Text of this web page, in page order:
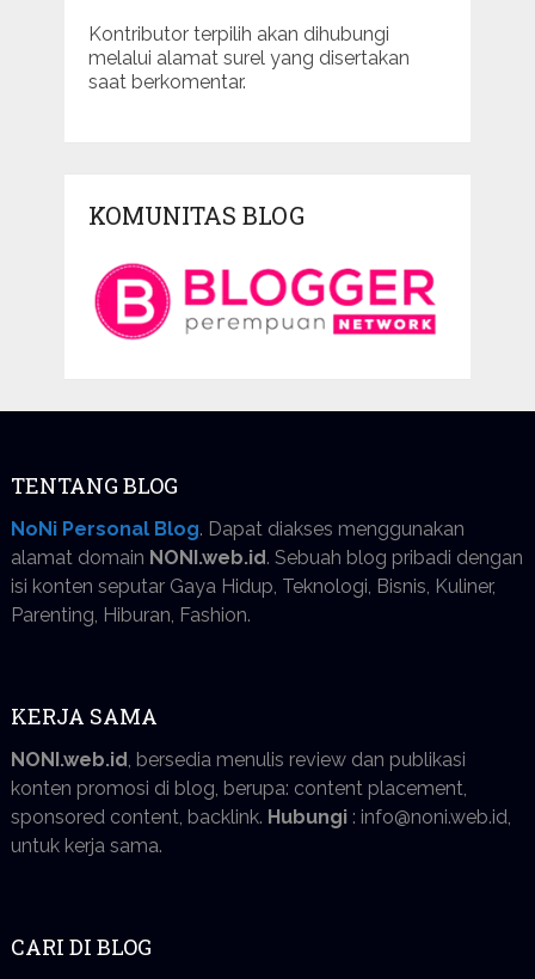
Kontributor terpilih akan dihubungi
melalui alamat surel yang disertakan
saat berkomentar.
KOMUNITAS BLOG
TENTANG BLOG
NoNi Personal Blog. Dapat diakses menggunakan
alamat domain NONI.web.id. Sebuah blog pribadi dengan
isi konten seputar Gaya Hidup, Teknologi, Bisnis, Kuliner,
Parenting, Hiburan, Fashion.
KERJA SAMA
NONI.web.id , bersedia menulis review dan publikasi
konten promosi di blog, berupa: content placement,
sponsored content, backlink. Hubungi: info@noni.web.id,
untuk kerja sama.
CARI DI BLOG